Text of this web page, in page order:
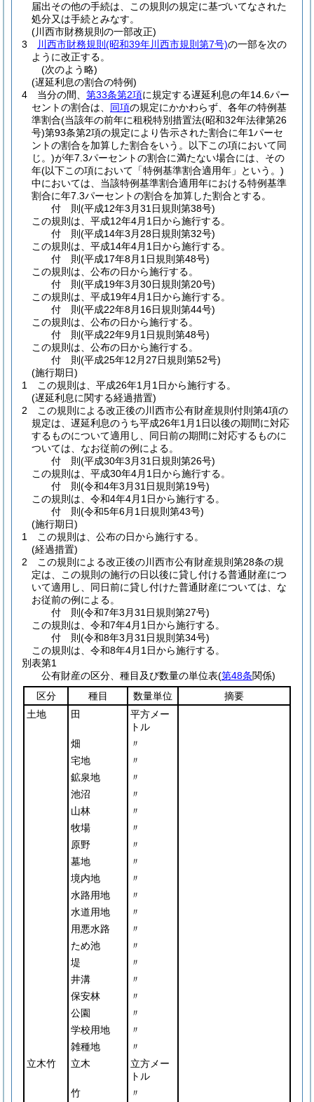
届出その他の手続は、この規則の規定に基づいてなされた
処分又は手続とみなす。
(川西市財務規則の一部改正)
3
川西市財務規則 (昭和39年川西市規則第7号)の一部を次の
ように改正する。
(次のよう略)
(遅延利息の割合の特例)
4
当分の間、 第33条第2項に規定する遅延利息の年14.6パー
セントの割合は、 同項の規定にかかわらず、各年の特例基
準割合(当該年の前年に租税特別措置法(昭和32年法律第26
号)第93条第2項の規定により告示された割合に年1パーセ
ントの割合を加算した割合をいう。以下この項において同
じ。)が年7.3パーセントの割合に満たない場合には、その
年(以下この項において「特例基準割合適用年」という。)
中においては、当該特例基準割合適用年における特例基準
割合に年7.3パーセントの割合を加算した割合とする。
付 則(平成12年3月31日規則第38号)
この規則は、平成12年4月1日から施行する。
付 則(平成14年3月28日規則第32号)
この規則は、平成14年4月1日から施行する。
付 則(平成17年8月1日規則第48号)
この規則は、公布の日から施行する。
付 則(平成19年3月30日規則第20号)
この規則は、平成19年4月1日から施行する。
付 則(平成22年8月16日規則第44号)
この規則は、公布の日から施行する。
付 則(平成22年9月1日規則第48号)
この規則は、公布の日から施行する。
付 則(平成25年12月27日規則第52号)
(施行期日)
1
この規則は、平成26年1月1日から施行する。
(遅延利息に関する経過措置)
2
この規則による改正後の川西市公有財産規則付則第4項の
規定は、遅延利息のうち平成26年1月1日以後の期間に対応
するものについて適用し、同日前の期間に対応するものに
ついては、なお従前の例による。
付 則(平成30年3月31日規則第26号)
この規則は、平成30年4月1日から施行する。
付 則(令和4年3月31日規則第19号)
この規則は、令和4年4月1日から施行する。
付 則(令和5年6月1日規則第43号)
(施行期日)
1
この規則は、公布の日から施行する。
(経過措置)
2
この規則による改正後の川西市公有財産規則第28条の規
定は、この規則の施行の日以後に貸し付ける普通財産につ
いて適用し、同日前に貸し付けた普通財産については、な
お従前の例による。
付 則(令和7年3月31日規則第27号)
この規則は、令和7年4月1日から施行する。
付 則(令和8年3月31日規則第34号)
この規則は、令和8年4月1日から施行する。
別表第1
公有財産の区分、種目及び数量の単位表(第48条関係)
区分
種目 数量単位
摘要
土地
田
平方メー
トル
畑
〃
宅地
〃
鉱泉地
〃
池沼
〃
山林
〃
牧場
〃
原野
〃
墓地
〃
境内地
〃
水路用地
〃
水道用地
〃
用悪水路
〃
ため池
〃
堤
〃
井溝
〃
保安林
〃
公園
〃
学校用地
〃
雑種地
〃
立木竹
立木
立方メー
トル
竹
〃